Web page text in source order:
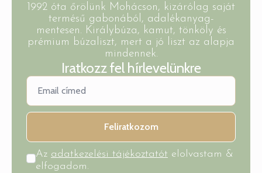
1992 óta őrölünk Mohácson, kizárólag saját
termésű gabonából, adalékanyag-
mentesen. Királybúza, kamut, tönköly és
prémium búzaliszt, mert a jó liszt az alapja
mindennek.
Iratkozz fel hírlevelünkre
Az adatkezelési tájékoztatót elolvastam &
elfogadom.
Feliratkozom